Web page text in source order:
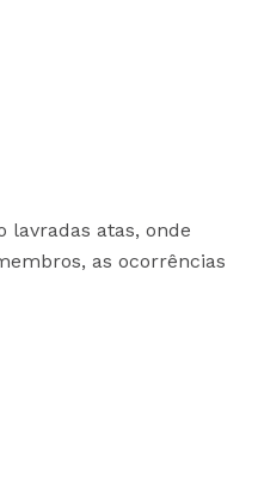
lavradas atas, onde
as ocorrências